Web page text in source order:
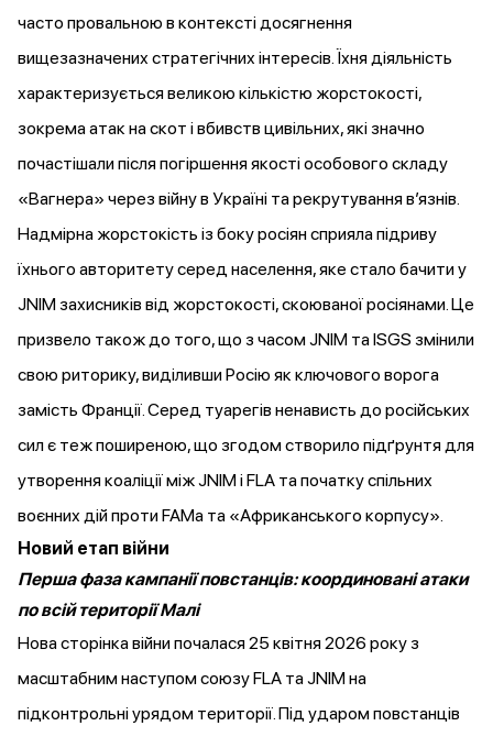
часто провальною в контексті досягнення
вищезазначених стратегічних інтересів. Їхня діяльність
характеризуєтьсявеликою кількістю жорстокості,
зокрема атак на скот і вбивств цивільних, які значно
почастішали після погіршення якості особового складу
«Вагнера» через війну в Україні та рекрутування в’язнів.
Надмірна жорстокість із боку росіян сприяла підриву
їхнього авторитету серед населення, яке стало бачити у
JNIM захисників від жорстокості, скоюваної росіянами. Це
призвело також до того, що з часом JNIM та ISGS змінили
свою риторику, виділивши Росію як ключового ворога
замість Франції. Серед туарегів ненависть до російських
сил є теж поширеною, що згодом створило підґрунтя для
утворення коаліції між JNIM і FLA та початку спільних
воєнних дій проти FAMa та «Африканського корпусу».
Новий етап війни
Перша фаза кампанії повстанців: координовані атаки
по всій території Малі
Нова сторінка війнипочалася25 квітня 2026 року з
масштабним наступом союзу FLA та JNIM на
підконтрольні урядом території. Під ударом повстанців